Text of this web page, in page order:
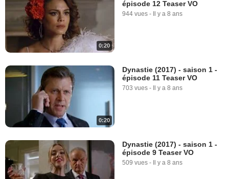
0:20
épisode 12 Teaser VO
944 vues - Il y a 8 ans
0:20
Dynastie (2017) - saison 1 -
épisode 11 Teaser VO
703 vues - Il y a 8 ans
Dynastie (2017) - saison 1 -
épisode 9 Teaser VO
509 vues - Il y a 8 ans